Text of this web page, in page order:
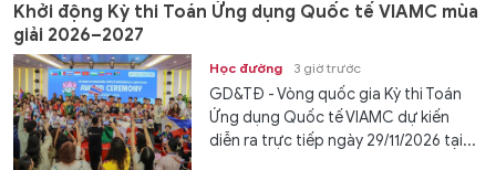
Khởi động Kỳ thi Toán Ứng dụng Quốc tế VIAMC mùa
giải 2026–2027
Học đường 3 giờ trước
GD&TĐ - Vòng quốc gia Kỳ thi Toán
Ứng dụng Quốc tế VIAMC dự kiến
diễn ra trực tiếp ngày 29/11/2026 tại...